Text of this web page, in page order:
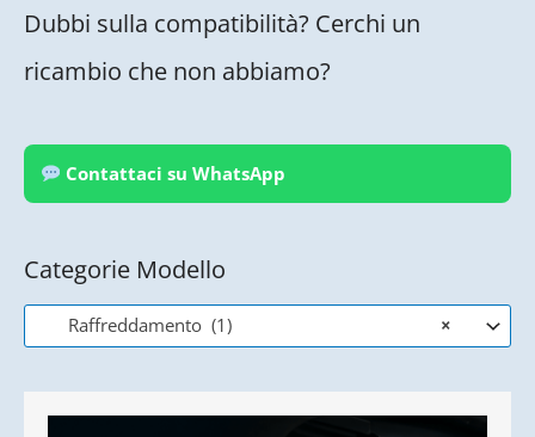
Dubbi sulla compatibilità? Cerchi un
ricambio che non abbiamo?
Contattaci su WhatsApp
Categorie Modello
×
Raffreddamento (1)